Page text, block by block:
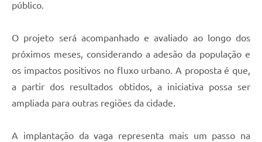
público.
O projeto será acompanhado e avaliado ao longo dos
próximos meses, considerando a adesão da população e
os impactos positivos no fluxo urbano. A proposta é que,
a partir dos resultados obtidos, a iniciativa possa ser
ampliada para outras regiões da cidade.
A implantação da vaga representa mais um passo na